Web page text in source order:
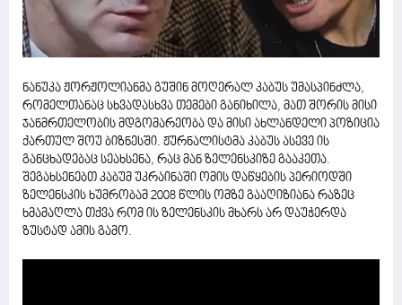
ნანუკა ჟორჟოლიანმა გუშინ მოღერალ კაბუს უმასპინძლა,
რომელთანაც სხვადასხვა თემები განიხილა, მათ შორის მისი
ჯანმრთელობის მდგომარეობა და მისი ახლანდელი პოზიცია
ქართულ შოუ ბიზნესში. ჟურნალისტმა კაბუს ასევე ის
განცხადებაც სეახსენა, რაც მან ზელენსკიზე გააკეთა.
შეგახსენებთ კაბუმ უკრაინაში ომის დაწყების პერიოდში
ზელენსკის ხუმრობამ 2008 წლის ომზე გააღიზიანა რაზეც
ხმამაღლა თქვა რომ ის ზელენსკის მხარს არ დაუჭერდა
ზუსტად ამის გამო.